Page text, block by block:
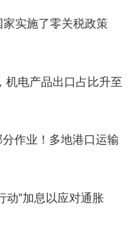
实施了零关税政策
机电产品出口占比升至
作业！多地港口运输
动”加息以应对通胀